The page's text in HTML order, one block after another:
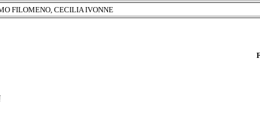
FILOMENO, CECILIA IVONNE